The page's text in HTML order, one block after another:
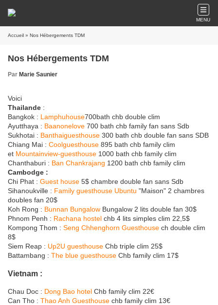
MENU
Accueil » Nos Hébergements TDM
Nos Hébergements TDM
Par Marie Saunier
Voici
Thailande :
Bangkok : Lamphuhouse700bath chb double clim
Ayutthaya : Baanonelove 700 bath chb family fan sans Sdb
Sukhotai : Banthaiguesthouse 300 bath chb double fan sans SDB
Chiang Mai : Coolguesthouse 895 bath chb family clim
et Mountainview-guesthouse 1000 bath chb family clim
Chanthaburi : Ban Chankrajang 1200 bath chb family clim
Cambodge :
Chi Phat : Guest house 5$ chambre double fan sans Sdb
Sihanoukville : Family guesthouse Ubuntu "Maison" 2 chambres
doubles fan 20$
Koh Rong : Bunnan Bungalow Bungalow 2 lits double fan 30$
Phnom Penh : Rachana hostel chb 4 lits simples clim 22,5$
Kompong Thom : Seng Chhenghorn Guesthouse ch double clim
8$
Siem Reap : Up2U guesthouse Chb triple clim 25$
Battambang : The blue guesthouse Chb family clim 17$
Vietnam :
Chau Doc : Dong Bao hotel Chb family clim 22€
Can Tho : Thao Anh Guesthouse chb family clim 13€